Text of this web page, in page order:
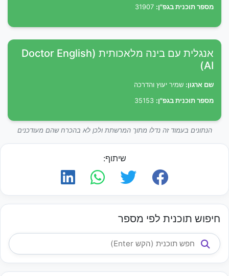
מספר תוכנית בגפ"ן:
אנגלית עם בינה מלאכותית (Doctor English
AI)
שם ארגון: שמיר יעוץ והדרכה
מספר תוכנית בגפ"ן:
הנתונים בעמוד זה נדלו מתוך המרשתת ולכן לא בהכרח שהם מעודכנים
שיתוף:
חיפוש תוכנית לפי מספר